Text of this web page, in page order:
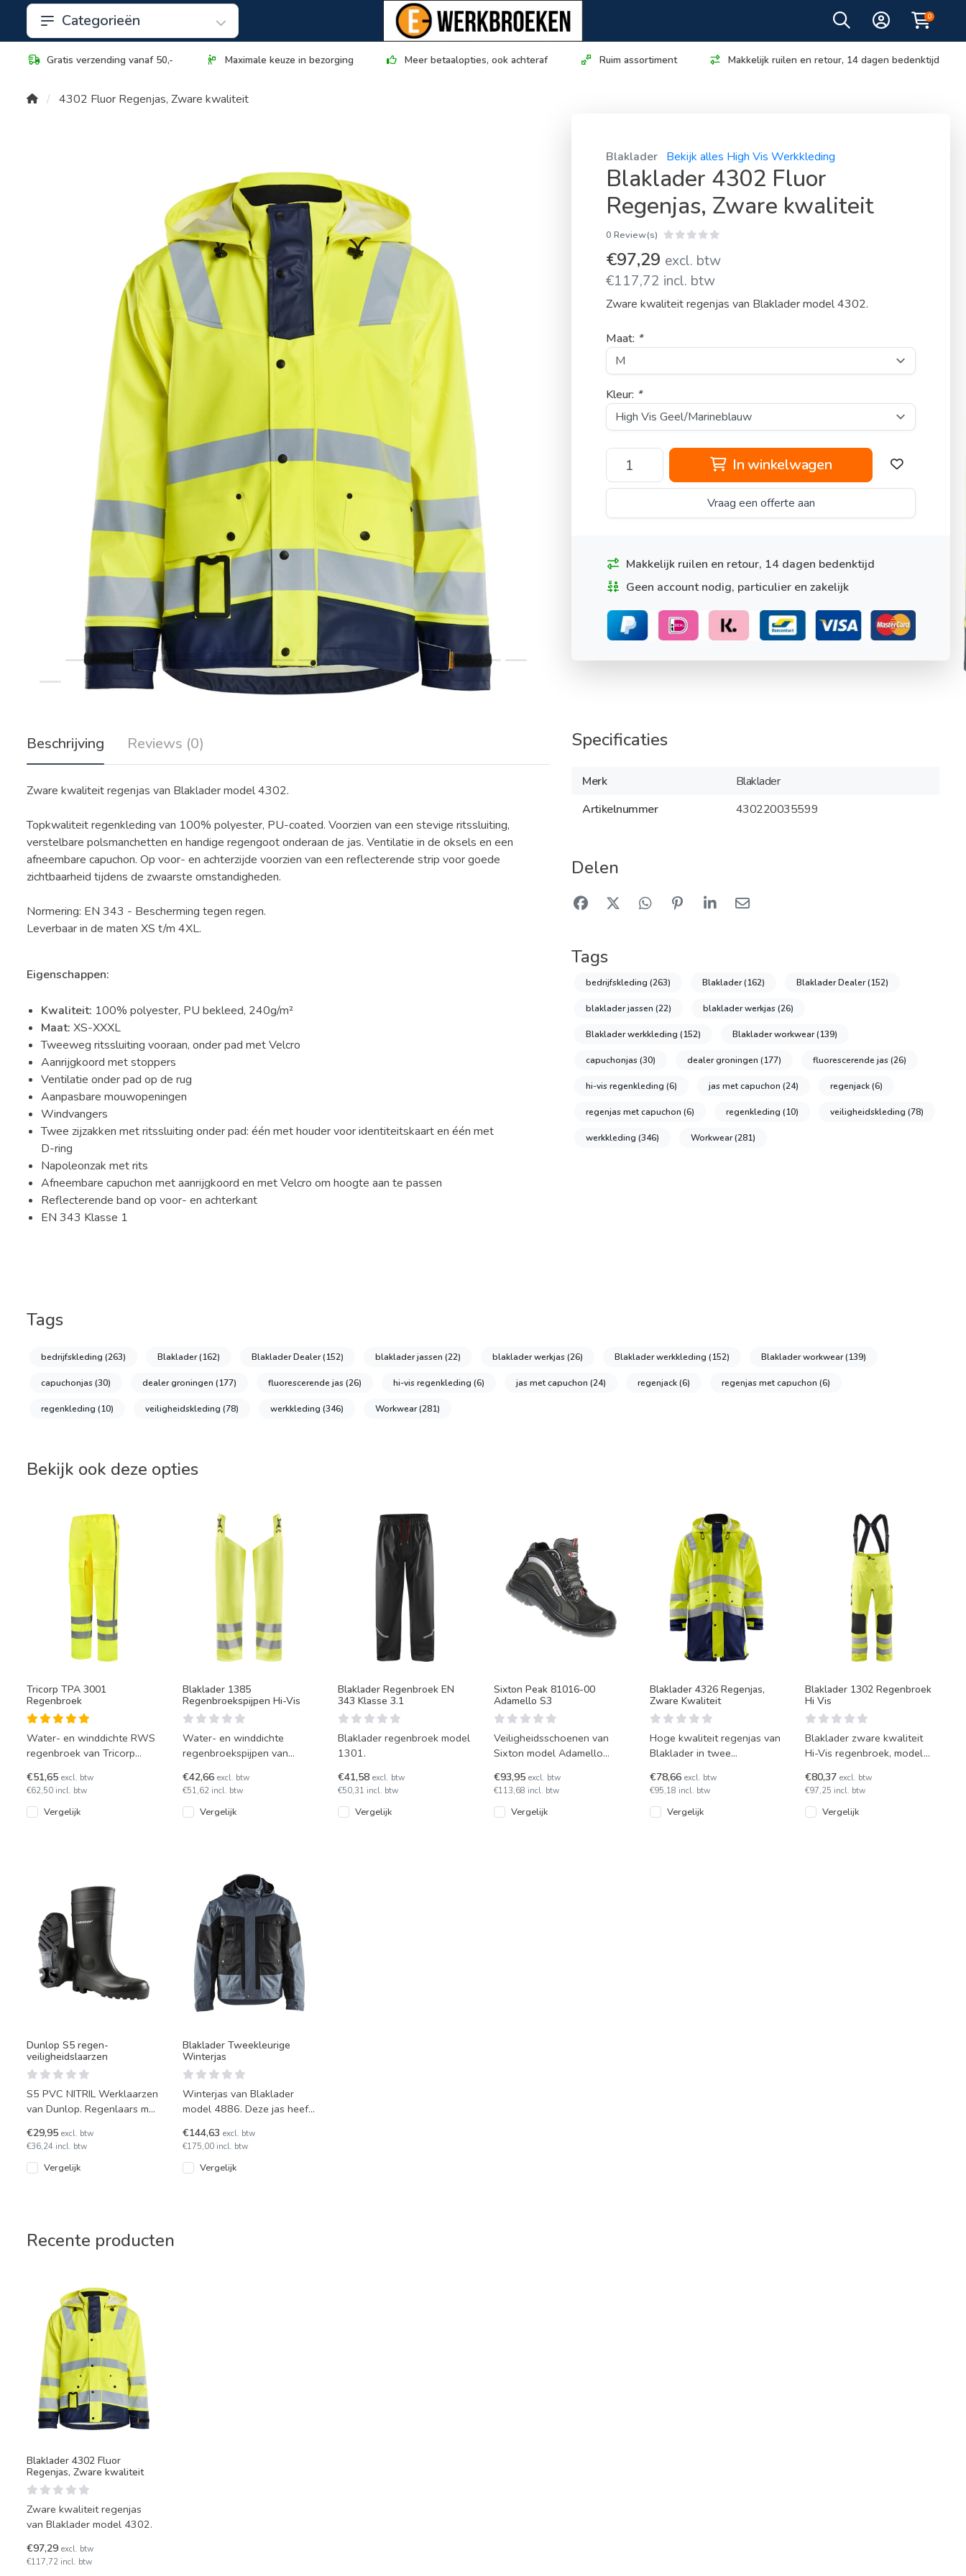
Categorieën 0
Gratis verzending vanaf 50,- Maximale keuze in bezorging Meer betaalopties, ook achteraf Ruim assortiment Makkelijk ruilen en retour, 14 dagen bedenktijd
4302 Fluor Regenjas, Zware kwaliteit
Blaklader Bekijk alles High Vis Werkkleding
Blaklader 4302 Fluor
Regenjas, Zware kwaliteit
0 Review(s)
€97,29 excl. btw
€117,72 incl. btw
Zware kwaliteit regenjas van Blaklader model 4302.
Maat: *
Kleur: *
In winkelwagen
Vraag een offerte aan
Makkelijk ruilen en retour, 14 dagen bedenktijd
Geen account nodig, particulier en zakelijk
Beschrijving Reviews (0)
Zware kwaliteit regenjas van Blaklader model 4302.
Topkwaliteit regenkleding van 100% polyester, PU-coated. Voorzien van een stevige ritssluiting,
verstelbare polsmanchetten en handige regengoot onderaan de jas. Ventilatie in de oksels en een
afneembare capuchon. Op voor- en achterzijde voorzien van een reflecterende strip voor goede
zichtbaarheid tijdens de zwaarste omstandigheden.
Normering: EN 343 - Bescherming tegen regen.
Leverbaar in de maten XS t/m 4XL.
Eigenschappen:
Kwaliteit: 100% polyester, PU bekleed, 240g/m²
Maat: XS-XXXL
Tweeweg ritssluiting vooraan, onder pad met Velcro
Aanrijgkoord met stoppers
Ventilatie onder pad op de rug
Aanpasbare mouwopeningen
Windvangers
Twee zijzakken met ritssluiting onder pad: één met houder voor identiteitskaart en één met
D-ring
Napoleonzak met rits
Afneembare capuchon met aanrijgkoord en met Velcro om hoogte aan te passen
Reflecterende band op voor- en achterkant
EN 343 Klasse 1
Specificaties
Merk
Blaklader
Artikelnummer
430220035599
Delen
Tags
bedrijfskleding(263) Blaklader(162) Blaklader Dealer(152)
blaklader jassen(22) blaklader werkjas(26)
Blaklader werkkleding(152) Blaklader workwear(139)
capuchonjas(30) dealer groningen(177) fluorescerende jas(26)
hi-vis regenkleding(6) jas met capuchon(24) regenjack(6)
regenjas met capuchon(6) regenkleding(10) veiligheidskleding(78)
werkkleding(346) Workwear(281)
Tags
bedrijfskleding (263) Blaklader(162) Blaklader Dealer(152) blaklader jassen (22) blaklader werkjas(26) Blaklader werkkleding (152) Blaklader workwear(139)
capuchonjas(30) dealer groningen (177) fluorescerende jas(26) hi-vis regenkleding (6) jas met capuchon (24) regenjack(6) regenjas met capuchon (6)
regenkleding (10) veiligheidskleding (78) werkkleding (346) Workwear(281)
Bekijk ook deze opties
Tricorp TPA 3001
Regenbroek
Water- en winddichte RWS
regenbroek van Tricorp
regenbroek heeft gestikte
stripi
€51,65 excl. btw
€62,50 incl. btw
Vergelijk
Blaklader 1385
Regenbroekspijpen Hi-Vis
Water- en winddichte
regenbroekspijpen van
kleuren. 100% Polyester
met po
€42,66 excl. btw
€51,62 incl. btw
Vergelijk
Blaklader Regenbroek EN
343 Klasse 3.1
Blaklader regenbroek model
1301.
€41,58excl. btw
€50,31 incl. btw
Vergelijk
Sixton Peak 81016-00
Adamello S3
Veiligheidsschoenen van
Sixton model Adamello
normering en een
veiligheidsneus die
€93,95 excl. btw
€113,68 incl. btw
Vergelijk
Blaklader 4326 Regenjas,
Zware Kwaliteit
Hoge kwaliteit regenjas van
Blaklader in twee
Vis geel met blauw of
zwart.
€78,66 excl. btw
€95,18 incl. btw
Vergelijk
Blaklader 1302 Regenbroek
Hi Vis
Blaklader zware kwaliteit
Hi-Vis regenbroek, model
waterdicht materiaal. In d
€80,37excl. btw
€97,25 incl. btw
Vergelijk
Dunlop S5 regen-
veiligheidslaarzen
S5 PVC NITRIL Werklaarzen
van Dunlop. Regenlaars met
€29,95 excl. btw
€36,24 incl. btw
Vergelijk
Blaklader Tweekleurige
Winterjas
Winterjas van Blaklader
model 4886. Deze jas heeft
Leverbaar in 5 kleuren.
€144,63 excl. btw
€175,00 incl. btw
Vergelijk
Recente producten
Blaklader 4302 Fluor
Regenjas, Zware kwaliteit
Zware kwaliteit regenjas
van Blaklader model 4302.
€97,29 excl. btw
€117,72 incl. btw